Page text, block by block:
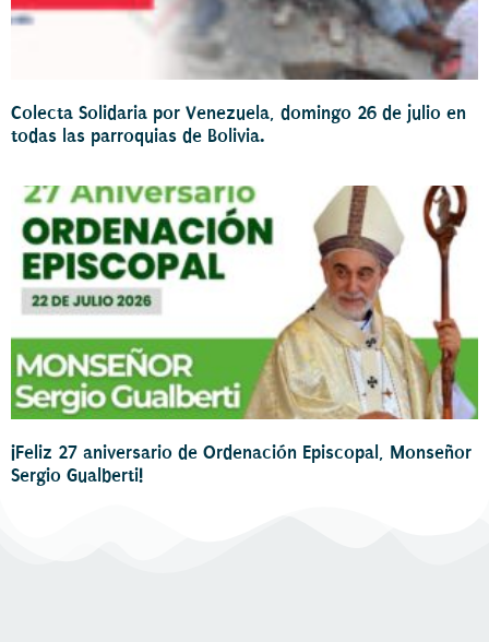
Colecta Solidaria por Venezuela, domingo 26 de julio en
todas las parroquias de Bolivia.
¡Feliz 27 aniversario de Ordenación Episcopal, Monseñor
Sergio Gualberti!